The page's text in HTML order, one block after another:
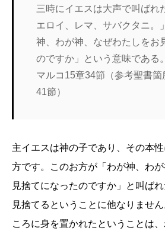
三時にイエスは大声で叫ばれ
エロイ、レマ、サバクタニ。
神、わが神、なぜわたしをお
のですか」という意味である。
マルコ15章34節（参考聖書
41節）
主イエスは神の子であり、その本
方です。このお方が「わが神、わ
見捨てになったのですか」と叫ば
見捨てるということに他なりませ
ころに身を置かれたということは